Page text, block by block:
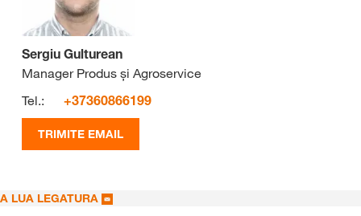
Sergiu Gulturean
Manager Produs și Agroservice
Tel.:
+37360866199
TRIMITE EMAIL
A LUA LEGATURA